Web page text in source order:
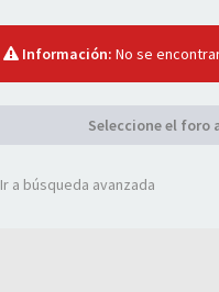
Información: No se
Seleccione el foro
Ir a búsqueda avanzada